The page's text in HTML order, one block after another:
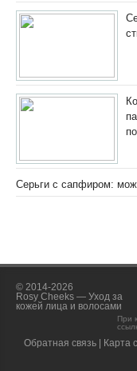
Серьги с сапфиром:
© 2014-2026
Rosy Cheeks — Уход за
кожей лица и волосами
При
Обратная связь Карта